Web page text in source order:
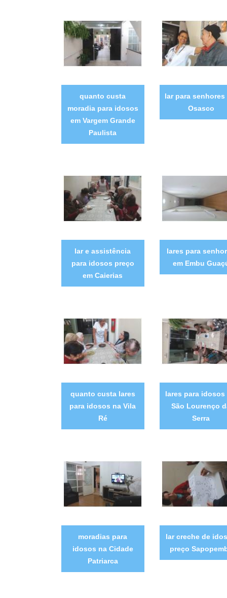
quanto custa
moradia para idosos
em Vargem Grande
Paulista
lar para senhores
Osasco
lar e assistência
para idosos preço
em Caierias
lares para
em Embu
quanto custa lares
para idosos na Vila
Ré
lares para idosos
São Lourenço
Serra
moradias para
idosos na Cidade
Patriarca
lar creche de
preço